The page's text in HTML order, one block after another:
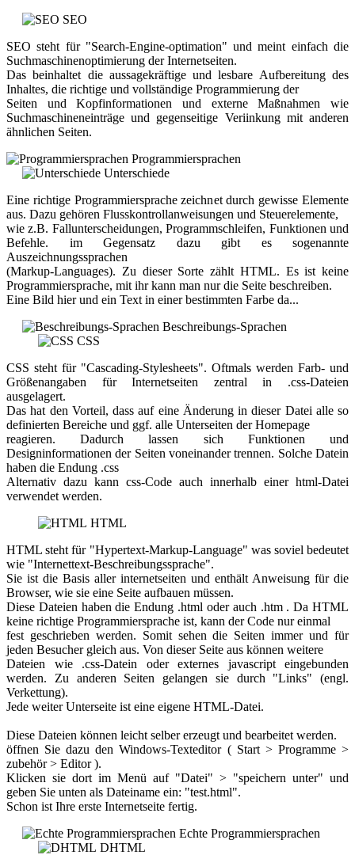
SEO
SEO steht für "Search-Engine-optimation" und meint einfach die
Suchmaschinenoptimierung der Internetseiten.
Das beinhaltet die aussagekräftige und lesbare Aufbereitung des
Inhaltes, die richtige und vollständige Programmierung der
Seiten und Kopfinformationen und externe Maßnahmen wie
Suchmaschineneinträge und gegenseitige Veriinkung mit anderen
ähnlichen Seiten.
Programmiersprachen
Unterschiede
Eine richtige Programmiersprache zeichnet durch gewisse Elemente
aus. Dazu gehören Flusskontrollanweisungen und Steuerelemente,
wie z.B. Fallunterscheidungen, Programmschleifen, Funktionen und
Befehle. im Gegensatz dazu gibt es sogenannte
Auszeichnungssprachen
(Markup-Languages). Zu dieser Sorte zählt HTML. Es ist keine
Programmiersprache, mit ihr kann man nur die Seite beschreiben.
Eine Bild hier und ein Text in einer bestimmten Farbe da...
Beschreibungs-Sprachen
CSS
CSS steht für "Cascading-Stylesheets". Oftmals werden Farb- und
Größenangaben für Internetseiten zentral in .css-Dateien
ausgelagert.
Das hat den Vorteil, dass auf eine Änderung in dieser Datei alle so
definierten Bereiche und ggf. alle Unterseiten der Homepage
reagieren. Dadurch lassen sich Funktionen und
Designinformationen der Seiten voneinander trennen. Solche Datein
haben die Endung .css
Alternativ dazu kann css-Code auch innerhalb einer html-Datei
verwendet werden.
HTML
HTML steht für "Hypertext-Markup-Language" was soviel bedeutet
wie "Internettext-Beschreibungssprache".
Sie ist die Basis aller internetseiten und enthält Anweisung für die
Browser, wie sie eine Seite aufbauen müssen.
Diese Dateien haben die Endung .html oder auch .htm . Da HTML
keine richtige Programmiersprache ist, kann der Code nur einmal
fest geschrieben werden. Somit sehen die Seiten immer und für
jeden Besucher gleich aus. Von dieser Seite aus können weitere
Dateien wie .css-Datein oder externes javascript eingebunden
werden. Zu anderen Seiten gelangen sie durch "Links" (engl.
Verkettung).
Jede weiter Unterseite ist eine eigene HTML-Datei.
Diese Dateien können leicht selber erzeugt und bearbeitet werden.
öffnen Sie dazu den Windows-Texteditor ( Start > Programme >
zubehör > Editor ).
Klicken sie dort im Menü auf "Datei" > "speichern unter" und
geben Sie unten als Dateiname ein: "test.html".
Schon ist Ihre erste Internetseite fertig.
Echte Programmiersprachen
DHTML